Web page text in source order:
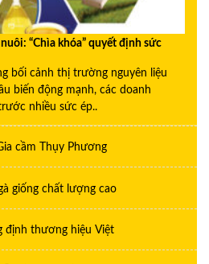
“Chìa khóa” quyết định sức
bối cảnh thị trường nguyên liệu
biến động mạnh, các doanh
nhiều sức ép..
cầm Thụy Phương
giống chất lượng cao
định thương hiệu Việt